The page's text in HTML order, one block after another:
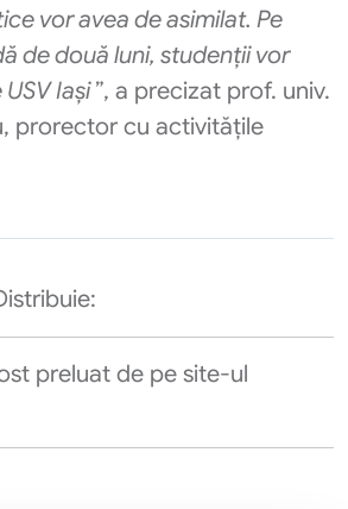
vor avea de asimilat. Pe
de două luni, studenții vor
Iași”, a precizat prof. univ.
prorector cu activitățile
preluat de pe site-ul